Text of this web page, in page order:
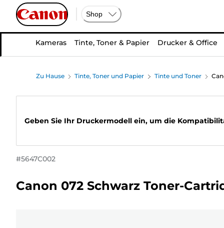
Shop
Kameras Tinte, Toner & Papier Drucker & Office
Zu Hause Tinte, Toner und Papier Tinte und Toner
Geben Sie Ihr Druckermodell ein, um die
#5647C002
Canon 072 Schwarz Toner-